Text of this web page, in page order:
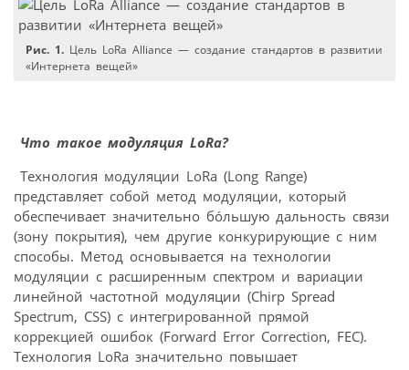
Рис. 1. Цель LoRa Alliance — создание стандартов в развитии
«Интернета вещей»
Что такое модуляция LoRa?
Технология модуляции LoRa (Long Range)
представляет собой метод модуляции, который
обеспечивает значительно бóльшую дальность связи
(зону покрытия), чем другие конкурирующие с ним
способы. Метод основывается на технологии
модуляции с расширенным спектром и вариации
линейной частотной модуляции (Chirp Spread
Spectrum, CSS) с интегрированной прямой
коррекцией ошибок (Forward Error Correction, FEC).
Технология LoRa значительно повышает